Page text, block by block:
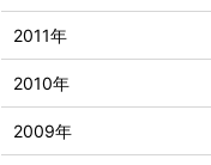
2011年
2010年
2009年